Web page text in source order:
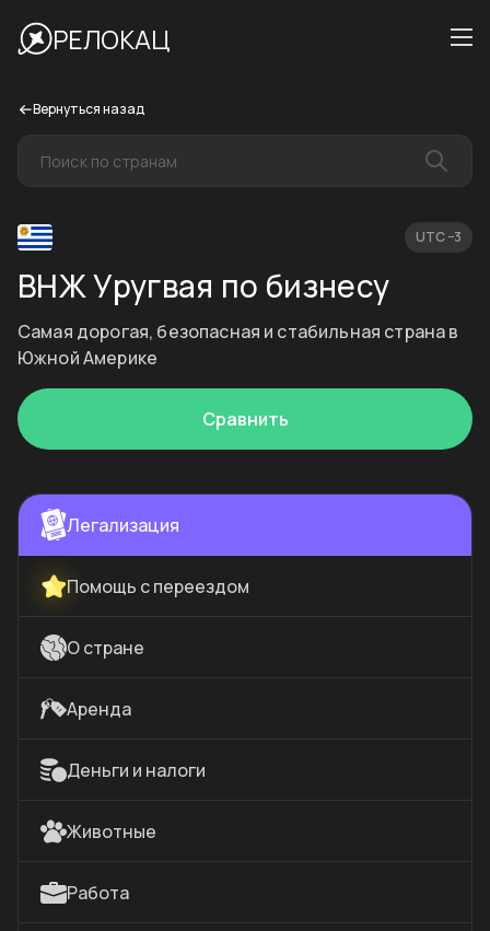
РЕЛОКАЦ
Вернуться назад
UTC −3
ВНЖ Уругвая по бизнесу
Самая дорогая, безопасная и стабильная страна в
Южной Америке
Сравнить
Легализация
Помощь с переездом
О стране
Аренда
Деньги и налоги
Животные
Работа